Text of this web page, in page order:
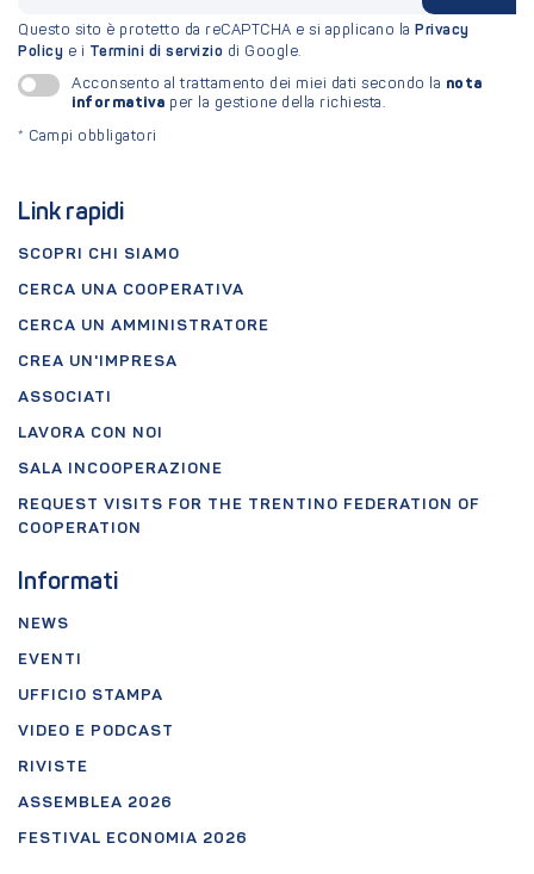
Link rapidi
SCOPRI CHI SIAMO
CERCA UNA COOPERATIVA
CERCA UN AMMINISTRATORE
CREA UN'IMPRESA
ASSOCIATI
LAVORA CON NOI
SALA INCOOPERAZIONE
REQUEST VISITS FOR THE TRENTINO FEDERATION OF
COOPERATION
Informati
NEWS
EVENTI
UFFICIO STAMPA
VIDEO E PODCAST
RIVISTE
ASSEMBLEA 2026
FESTIVAL ECONOMIA 2026
Questo sito è protetto da reCAPTCHA e si applicano la Privacy
Policy e i Termini di servizio di Google.
Acconsento al trattamento dei miei dati secondo la nota
informativa per la gestione della richiesta.
* Campi obbligatori